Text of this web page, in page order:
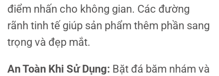
điểm nhấn cho không gian. Các đường
rãnh tinh tế giúp sản phẩm thêm phần sang
trọng và đẹp mắt.
An Toàn Khi Sử Dụng: Bặt đá băm nhám và